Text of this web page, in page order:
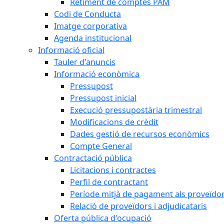
Codi de Conducta
Imatge corporativa
Agenda institucional
Informació oficial
Tauler d'anuncis
Informació econòmica
Pressupost
Pressupost inicial
Execució pressupostària trimestral
Modificacions de crèdit
Dades gestió de recursos econòmics
Compte General
Contractació pública
Licitacions i contractes
Perfil de contractant
Període mitjà de pagament als
Relació de proveïdors i adjudicataris
Oferta pública d'ocupació